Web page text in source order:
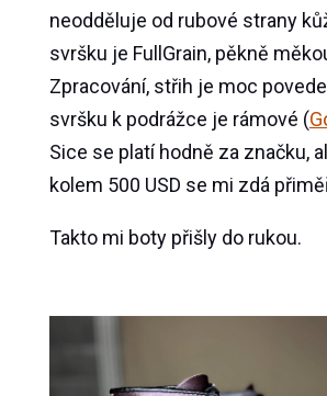
neodděluje od rubové strany
svršku je FullGrain, pěkně
Zpracování, střih je moc
svršku k podrážce je rámové (
Sice se platí hodně za značku,
kolem 500 USD se mi zdá
Takto mi boty přišly do rukou.